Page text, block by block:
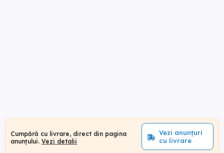
Cumpără cu livrare, direct din pagina
anunțului. Vezi detalii
Vezi anunțuri
cu livrare